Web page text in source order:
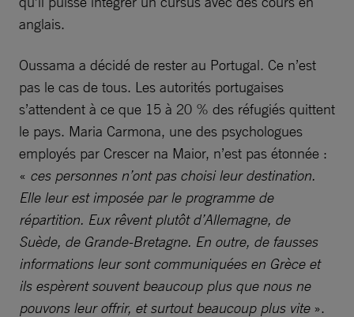
anglais.
Oussama a décidé de rester au Portugal. Ce n’est
pas le cas de tous. Les autorités portugaises
s’attendent à ce que 15 à 20 % des réfugiés quittent
le pays. Maria Carmona, une des psychologues
employés par Crescer na Maior, n’est pas étonnée :
« ces personnes n’ont pas choisi leur destination.
Elle leur est imposée par le programme de
répartition. Eux rêvent plutôt d’Allemagne, de
Suède, de Grande-Bretagne. En outre, de fausses
informations leur sont communiquées en Grèce et
ils espèrent souvent beaucoup plus que nous ne
pouvons leur offrir, et surtout beaucoup plus vite».